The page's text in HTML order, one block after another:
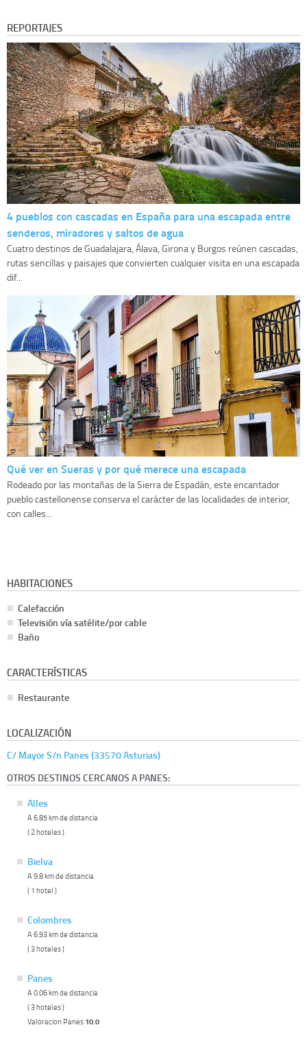
REPORTAJES
4 pueblos con cascadas en España para una escapada entre
senderos, miradores y saltos de agua
Cuatro destinos de Guadalajara, Álava, Girona y Burgos reúnen cascadas,
rutas sencillas y paisajes que convierten cualquier visita en una escapada
dif...
Qué ver en Sueras y por qué merece una escapada
Rodeado por las montañas de la Sierra de Espadán, este encantador
pueblo castellonense conserva el carácter de las localidades de interior,
con calles...
HABITACIONES
Calefacción
Televisión vía satélite/por cable
Baño
CARACTERÍSTICAS
Restaurante
LOCALIZACIÓN
C/ Mayor S/n Panes (33570 Asturias)
OTROS DESTINOS CERCANOS A PANES:
Alles
A 6.85 km de distancia
( 2 hoteles )
Bielva
A 9.8 km de distancia
( 1 hotel )
Colombres
A 6.93 km de distancia
( 3 hoteles )
Panes
A 0.06 km de distancia
( 3 hoteles )
Valoracion Panes 10.0